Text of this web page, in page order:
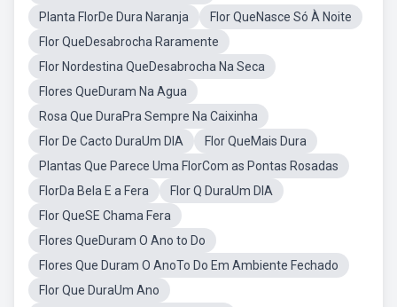
Planta FlorDe Dura Naranja
Flor QueNasce Só À Noite
Flor QueDesabrocha Raramente
Flor Nordestina QueDesabrocha Na Seca
Flores QueDuram Na Agua
Rosa Que DuraPra Sempre Na Caixinha
Flor De Cacto DuraUm DIA
Flor QueMais Dura
Plantas Que Parece Uma FlorCom as Pontas Rosadas
FlorDa Bela E a Fera
Flor Q DuraUm DIA
Flor QueSE Chama Fera
Flores QueDuram O Ano to Do
Flores Que Duram O AnoTo Do Em Ambiente Fechado
Flor Que DuraUm Ano